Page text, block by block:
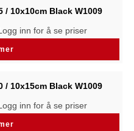
/ 10x10cm Black W1009
inn for å se priser
/ 10x15cm Black W1009
inn for å se priser